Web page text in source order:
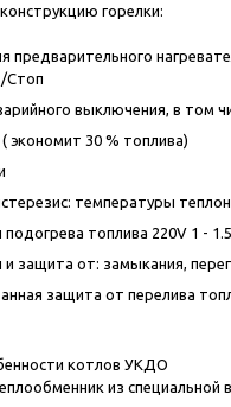
горелки:
предварительного
Стоп
выключения, в том
30 % топлива)
температуры
подогрева топлива 220V 1 -
защита от: замыкания,
защита от перелива
котлов УКДО
из специальной